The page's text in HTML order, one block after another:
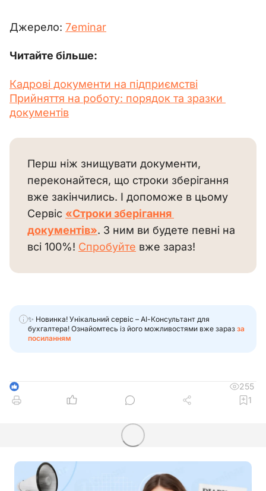
Джерело: 7еminar
Читайте більше:
Кадрові документи на підприємстві
Прийняття на роботу: порядок та зразки
документів
Перш ніж знищувати документи,
переконайтеся, що строки зберігання
вже закінчились. І допоможе в цьому
Сервіс «Строки зберігання
документів». З ним ви будете певні на
всі 100%! Спробуйте вже зараз!
✨ Новинка! Унікальний сервіс – АІ-Консультант для
бухгалтера! Ознайомтесь із його можливостями вже зараз за
посиланням
1
255
1